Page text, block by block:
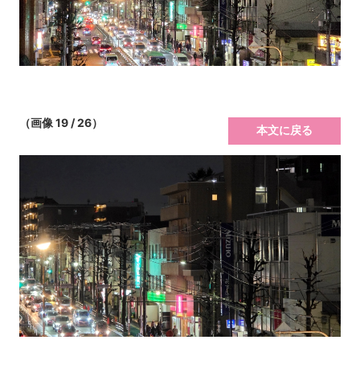
（画像 19 / 26）
本文に戻る